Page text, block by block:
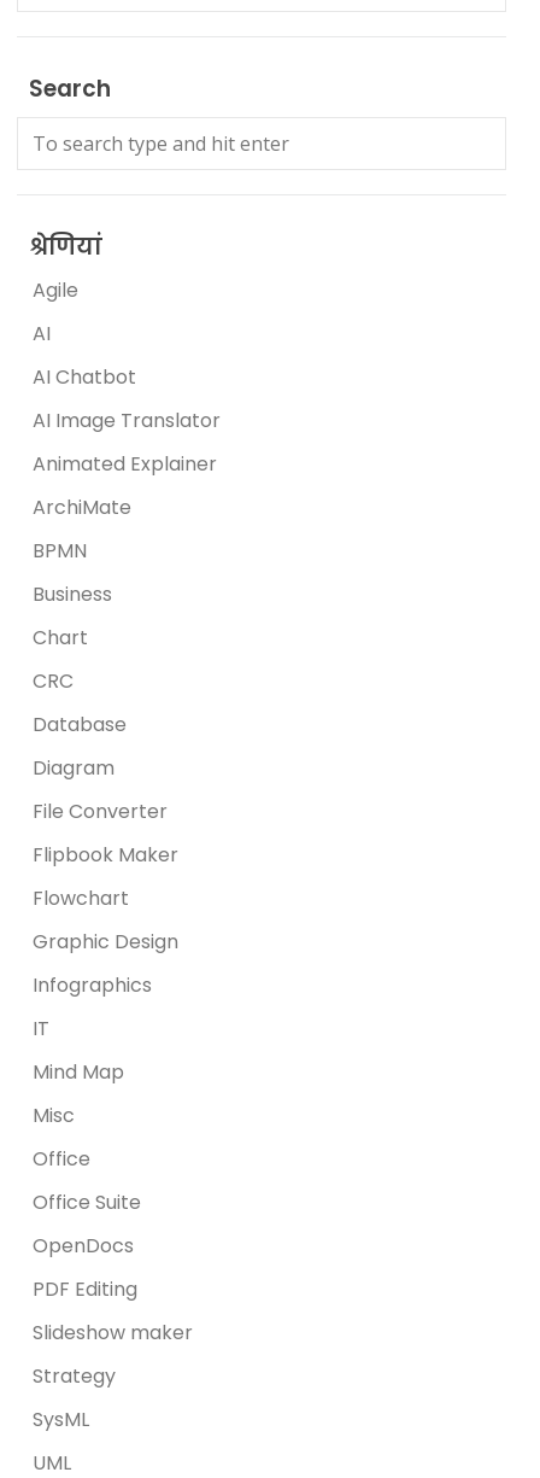
Search
श्रेणियां
Agile
AI
AI Chatbot
AI Image Translator
Animated Explainer
ArchiMate
BPMN
Business
Chart
CRC
Database
Diagram
File Converter
Flipbook Maker
Flowchart
Graphic Design
Infographics
IT
Mind Map
Misc
Office
Office Suite
OpenDocs
PDF Editing
Slideshow maker
Strategy
SysML
UML